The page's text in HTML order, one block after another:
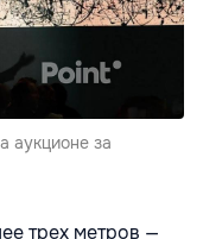
аукционе за
трех метров —